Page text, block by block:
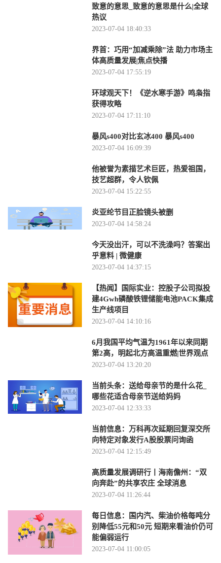
致意的意思_致意的意思是什么|全球
热议
2023-07-04 18:40:33
界首：巧用“加减乘除”法 助力市场主
体高质量发展|焦点快播
2023-07-04 17:55:19
环球观天下！《逆水寒手游》鸣枭指
获得攻略
2023-07-04 17:11:10
暴风s400对比玄冰400 暴风s400
2023-07-04 16:09:39
他被誉为素描艺术巨匠，热爱祖国，
技艺超群，令人钦佩
2023-07-04 15:22:55
炎亚纶节目正脸镜头被删
2023-07-04 14:58:24
今天没出汗，可以不洗澡吗？答案出
乎意料 | 微健康
2023-07-04 14:37:15
【热闻】国际实业：控股子公司拟投
建4Gwh磷酸铁锂储能电池PACK集成
生产线项目
2023-07-04 14:10:16
6月我国平均气温为1961年以来同期
第2高，明起北方高温重燃|世界观点
2023-07-04 13:20:20
当前头条：送给母亲节的是什么花_
哪些花适合母亲节送给妈妈
2023-07-04 12:33:33
当前信息：万科再次延期回复深交所
向特定对象发行A股股票问询函
2023-07-04 12:15:49
高质量发展调研行丨海南儋州：“双
向奔赴”的共享农庄 全球消息
2023-07-04 11:26:44
每日信息：国内汽、柴油价格每吨分
别降低55元和50元 短期来看油价仍可
能偏弱运行
2023-07-04 11:00:05